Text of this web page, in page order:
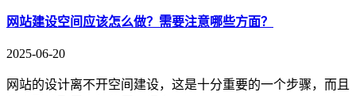
网站建设空间应该怎么做？需要注意哪些方面？
2025-06-20
网站的设计离不开空间建设，这是十分重要的一个步骤，而且